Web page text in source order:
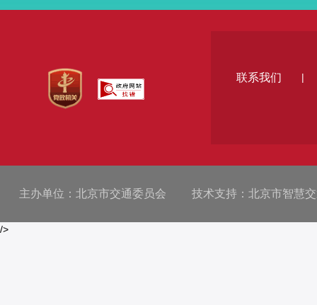
联系我们 |
主办单位：北京市交通委员会 技术支持：北京市智慧
/>